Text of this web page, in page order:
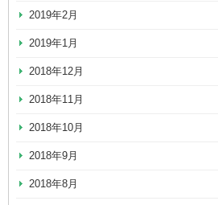
2019年2月
2019年1月
2018年12月
2018年11月
2018年10月
2018年9月
2018年8月